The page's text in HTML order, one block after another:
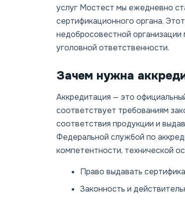
услуг Мостест мы ежедневно
сертификационного органа.
недобросовестной
уголовной ответственности.
Зачем нужна
Аккредитация — это
соответствует требованиям
соответствия продукции и
Федеральной службой по
компетентности, технической
Право выдавать
Законность и